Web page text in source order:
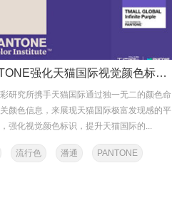
PANTONE强化天猫国际视觉颜色标识，联合打造“天际紫”色彩
研究所携手天猫国际通过独一无二的颜色命
颜色信息，来展现天猫国际极富发现感的平
强化视觉颜色标识，提升天猫国际的...
流行色 潘通 PANTONE